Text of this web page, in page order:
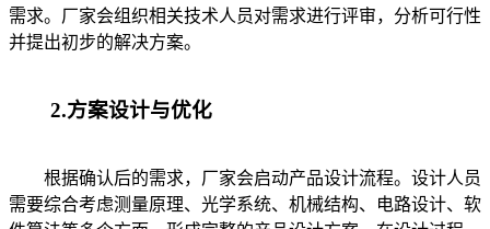
需求。厂家会组织相关技术人员对需求进行评审，分析可行性
并提出初步的解决方案。
2.方案设计与优化
根据确认后的需求，厂家会启动产品设计流程。设计人员
需要综合考虑测量原理、光学系统、机械结构、电路设计、软